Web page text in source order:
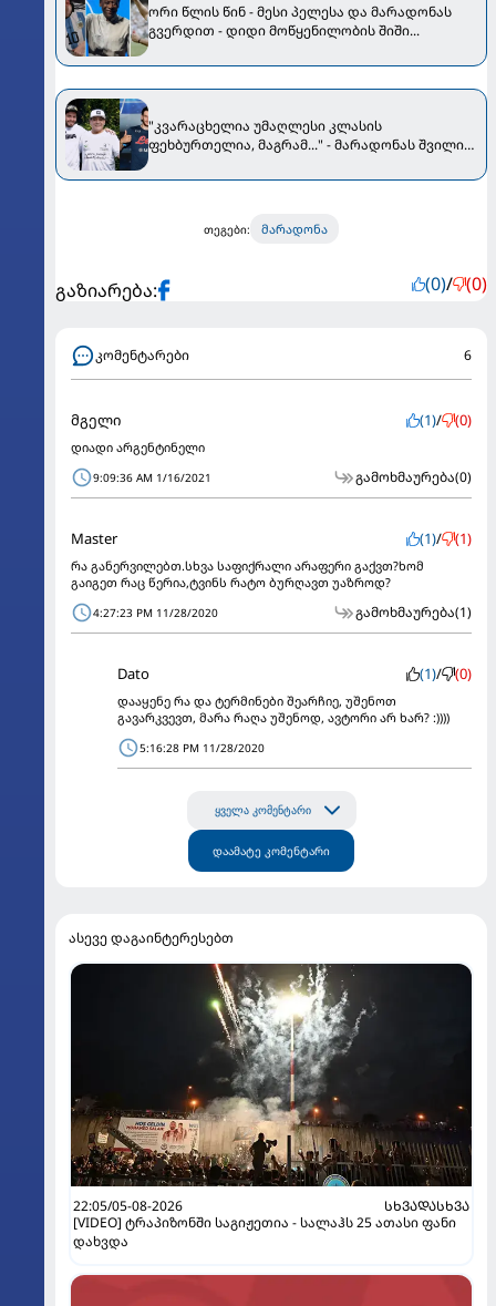
ორი წლის წინ - მესი პელესა და მარადონას
გვერდით - დიდი მოწყენილობის შიში...
"კვარაცხელია უმაღლესი კლასის
ფეხბურთელია, მაგრამ..." - მარადონას შვილი
თეგები: მარადონა
გაზიარება: (0)/ (0)
კომენტარები 6
მგელი (1)/ (0)
დიადი არგენტინელი
9:09:36 AM 1/16/2021 გამოხმაურება(0)
Master (1)/ (1)
რა განერვილებთ.სხვა საფიქრალი არაფერი გაქვთ?ხომ
გაიგეთ რაც წერია,ტვინს რატო ბურღავთ უაზროდ?
4:27:23 PM 11/28/2020 გამოხმაურება(1)
Dato (1)/ (0)
დააყენე რა და ტერმინები შეარჩიე, უშენოთ
გავარკვევთ, მარა რაღა უშენოდ, ავტორი არ ხარ? :))))
5:16:28 PM 11/28/2020
ყველა კომენტარი
დაამატე კომენტარი
ასევე დაგაინტერესებთ
22:05/05-08-2026
ᲡᲮᲕᲐᲓᲐᲡᲮᲕᲐ
[VIDEO] ტრაპიზონში საგიჟეთია - სალაჰს 25 ათასი ფანი
დახვდა